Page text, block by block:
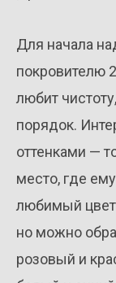
Для начала
покровителю
любит
порядок.
оттенками —
место, где
любимый цвет
но можно
розовый и